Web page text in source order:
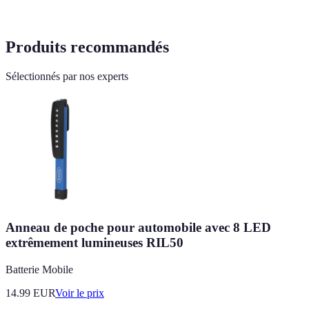
Produits recommandés
Sélectionnés par nos experts
Anneau de poche pour automobile avec 8 LED
extrêmement lumineuses RIL50
Batterie Mobile
14.99 EURVoir le prix